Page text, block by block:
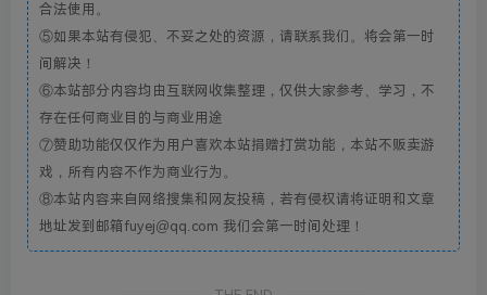
合法使用。
⑤如果本站有侵犯、不妥之处的资源，请联系我们。将会第一时
间解决！
⑥本站部分内容均由互联网收集整理，仅供大家参考、学习，不
存在任何商业目的与商业用途
⑦赞助功能仅仅作为用户喜欢本站捐赠打赏功能，本站不贩卖游
戏，所有内容不作为商业行为。
⑧本站内容来自网络搜集和网友投稿，若有侵权请将证明和文章
地址发到邮箱fuyej@qq.com 我们会第一时间处理！